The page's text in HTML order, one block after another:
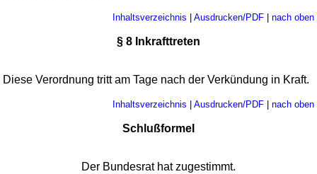
Inhaltsverzeichnis Ausdrucken/PDF| nach oben
§ 8 Inkrafttreten
Diese Verordnung tritt am Tage nach der Verkündung in Kraft.
Inhaltsverzeichnis Ausdrucken/PDF| nach oben
Schlußformel
Der Bundesrat hat zugestimmt.